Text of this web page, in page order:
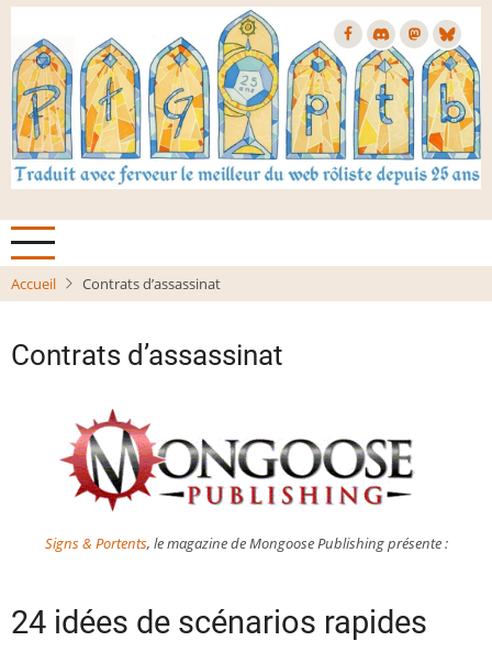
Aller
contenu
principal
Accueil Contrats d’assassinat
Contrats d’assassinat
Signs & Portents, le magazine de Mongoose Publishing présente :
24 idées de scénarios rapides